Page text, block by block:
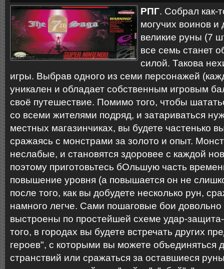
РПГ. Собрал как-
могучих воинов
великие руны (7
все семь станет
силой. Такова
игры. Выбрав одного из семи персонажей
уникален и обладает собственным игровым
своё путешествие. Помимо того, чтобы
со всеми жителями подряд, и затариваться
местных магазинчиках, вы будете частенько
сражаясь с монстрами за золото и опыт.
неслабые, и становятся здоровее с каждой
поэтому приготовьтесь бОльшую часть
повышение уровня (а повышается он не
после того, как вы добудете несколько рун,
намного легче. Сами пошаговые бои
выстроены по простейшей схеме удар-
того, в городах вы будете встречать других
героев", с которыми вы можете объединяться
странствий или сражаться за оставшиеся